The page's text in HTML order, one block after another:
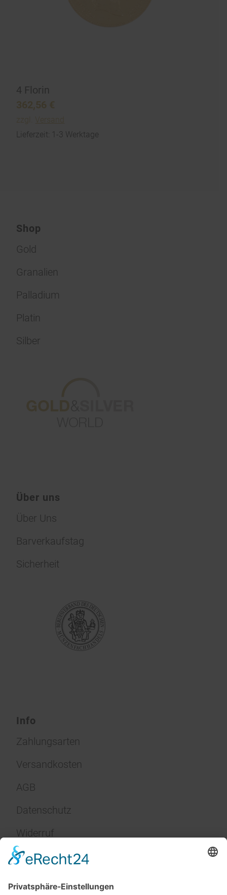
4 Florin
362,56 €
zzgl.
Versand
Lieferzeit: 1-3 Werktage
Shop
Gold
Granalien
Palladium
Platin
Silber
Über uns
Über Uns
Barverkaufstag
Sicherheit
Info
Zahlungsarten
Versandkosten
AGB
Datenschutz
Widerruf
Impressum